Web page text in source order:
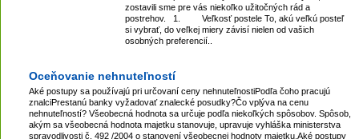
zostavili sme pre vás niekoľko užitočných rád a
postrehov. 1. Veľkosť postele To, akú veľkú posteľ
si vybrať, do veľkej miery závisí nielen od vašich
osobných preferencií..
Oceňovanie nehnuteľností
Aké postupy sa používajú pri určovaní ceny nehnuteľnostiPodľa čoho pracujú
znalciPrestanú banky vyžadovať znalecké posudky?Čo vplýva na cenu
nehnuteľností? Všeobecná hodnota sa určuje podľa niekoľkých spôsobov. Spôsob,
akým sa všeobecná hodnota majetku stanovuje, upravuje vyhláška ministerstva
spravodlivosti č. 492 /2004 o stanovení všeobecnej hodnoty majetku.Aké postupy